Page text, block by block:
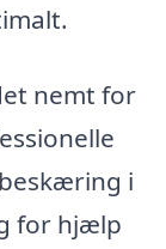
nemt for
i
for hjælp